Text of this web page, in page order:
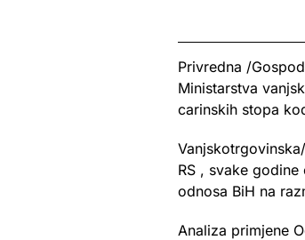
Privredna /
Ministarstva
carinskih stopa
RS , svake
odnosa BiH na
Analiza primjene